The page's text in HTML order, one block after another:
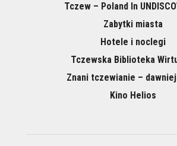
Tczew – Poland In
Zabytki miasta
Hotele i noclegi
Tczewska Biblioteka
Znani tczewianie –
Kino Helios